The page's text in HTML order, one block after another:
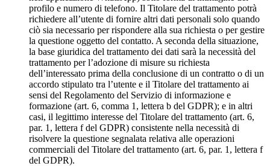
profilo e numero di telefono. Il Titolare del trattamento potrà
richiedere all’utente di fornire altri dati personali solo quando
ciò sia necessario per rispondere alla sua richiesta o per gestire
la questione oggetto del contatto. A seconda della situazione,
la base giuridica del trattamento dei dati sarà la necessità del
trattamento per l’adozione di misure su richiesta
dell’interessato prima della conclusione di un contratto o di un
accordo stipulato tra l’utente e il Titolare del trattamento ai
sensi del Regolamento del Servizio di informazione e
formazione (art. 6, comma 1, lettera b del GDPR); e in altri
casi, il legittimo interesse del Titolare del trattamento (art. 6,
par. 1, lettera f del GDPR) consistente nella necessità di
risolvere la questione segnalata relativa alle operazioni
commerciali del Titolare del trattamento (art. 6, par. 1, lettera f
del GDPR).